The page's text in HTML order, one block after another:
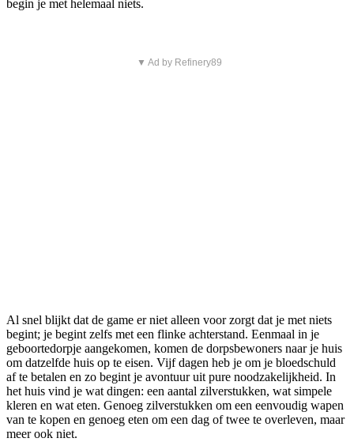
begin je met helemaal niets.
▼ Ad by Refinery89
Al snel blijkt dat de game er niet alleen voor zorgt dat je met niets
begint; je begint zelfs met een flinke achterstand. Eenmaal in je
geboortedorpje aangekomen, komen de dorpsbewoners naar je huis
om datzelfde huis op te eisen. Vijf dagen heb je om je bloedschuld
af te betalen en zo begint je avontuur uit pure noodzakelijkheid. In
het huis vind je wat dingen: een aantal zilverstukken, wat simpele
kleren en wat eten. Genoeg zilverstukken om een eenvoudig wapen
van te kopen en genoeg eten om een dag of twee te overleven, maar
meer ook niet.